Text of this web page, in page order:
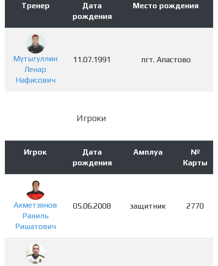
Тренер
Дата
рождения
Место рождения
Мутыгуллин
Ленар
Нафисович
11.07.1991 пгт. Апастово
Игроки
Игрок
Дата
рождения
Амплуа
№
Карты
Ахметзянов
Раниль
Ришатович
05.06.2008 защитник 2770